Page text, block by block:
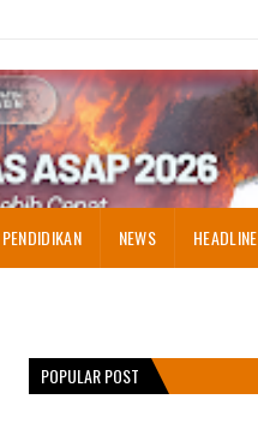
PENDIDIKAN NEWS HEADLINE
POPULAR POST